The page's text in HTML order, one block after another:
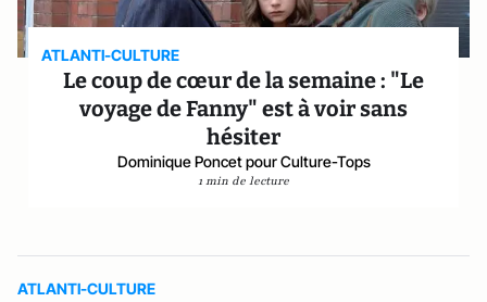
ATLANTI-CULTURE
Le coup de cœur de la semaine : "Le
voyage de Fanny" est à voir sans
hésiter
Dominique Poncet pour Culture-Tops
1 min de lecture
ATLANTI-CULTURE